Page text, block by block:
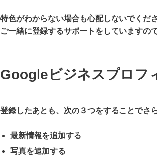
特色がわからない場合も心配しないでくだ
ご一緒に登録するサポートをしていますの
Googleビジネスプロフ
登録したあとも、次の３つをすることでさ
最新情報を追加する
写真を追加する